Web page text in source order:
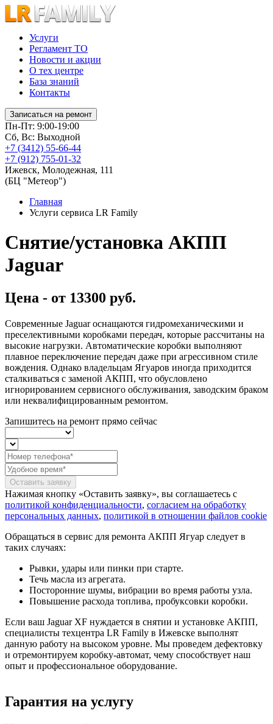
Услуги
Регламент ТО
Новости и акции
О тех центре
База знаний
Контакты
Записаться на ремонт
Пн-Пт: 9:00-19:00
Сб, Вс: Выходной
+7 (3412) 55-66-44
+7 (912) 755-01-32
Ижевск, Молодежная, 111
(БЦ "Метеор")
Главная
Услуги сервиса LR Family
Снятие/установка АКПП
Jaguar
Цена - от 13300 руб.
Современные Jaguar оснащаются гидромеханическими и
преселективными коробками передач, которые рассчитаны на
высокие нагрузки. Автоматические коробки выполняют
плавное переключение передач даже при агрессивном стиле
вождения. Однако владельцам Ягуаров иногда приходится
сталкиваться с заменой АКПП, что обусловлено
игнорированием сервисного обслуживания, заводским браком
или неквалифицированным ремонтом.
Запишитесь на ремонт прямо сейчас
Оставить заявку
Нажимая кнопку «Оставить заявку», вы соглашаетесь с
политикой конфиденциальности, согласием на обработку
персональных данных, политикой в отношении файлов cookie
Обращаться в сервис для ремонта АКПП Ягуар следует в
таких случаях:
Рывки, удары или пинки при старте.
Течь масла из агрегата.
Посторонние шумы, вибрации во время работы узла.
Повышение расхода топлива, пробуксовки коробки.
Если ваш Jaguar XF нуждается в снятии и установке АКПП,
специалисты техцентра LR Family в Ижевске выполнят
данную работу на высоком уровне. Мы проведем дефектовку
и отремонтируем коробку-автомат, чему способствует наш
опыт и профессиональное оборудование.
Гарантия на услугу